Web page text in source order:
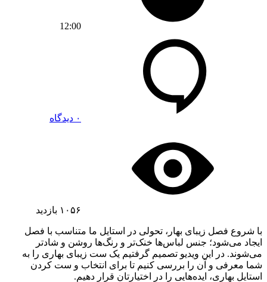
12:00
۰ دیدگاه
۱۰۵۶ بازدید
با شروع فصل زیبای بهار، تحولی در استایل ما متناسب با فصل
ایجاد می‌شود؛ جنس لباس‌ها خنک‌تر و رنگ‌ها روشن و شاد‌تر
می‌شوند. در این ویدیو تصمیم گرفتیم یک ست زیبای بهاری را به
شما معرفی و آن را بررسی کنیم تا برای انتخاب و ست کردن
استایل بهاری، ایده‌هایی را در اختیارتان قرار دهیم.